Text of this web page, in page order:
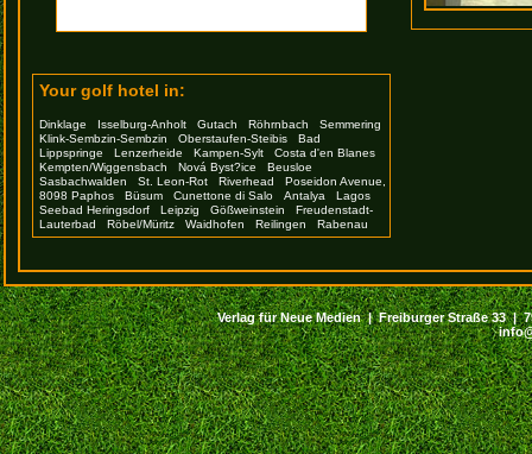
Your golf hotel in:
Dinklage Isselburg-Anholt Gutach Röhrnbach
Semmering
Klink-Sembzin-Sembzin
Oberstaufen-Steibis
Bad
Lippspringe
Lenzerheide Kampen-Sylt
Costa d'en Blanes
Kempten/Wiggensbach
Nová Byst?ice
Beusloe
Sasbachwalden
St. Leon-Rot Riverhead
Poseidon Avenue,
8098 Paphos
Büsum Cunettone di Salo Antalya
Lagos
Seebad Heringsdorf
Leipzig Gößweinstein
Freudenstadt-
Lauterbad
Röbel/Müritz Waidhofen Reilingen Rabenau
Verlag für Neue Medien | Freiburger Straße 33 |